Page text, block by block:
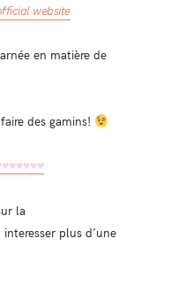
website
en matière de
des gamins!
♥♥♥♥♥♥
la
plus d’une